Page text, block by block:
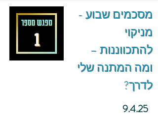
מסכמים שבוע -
מניקוי
להתכווננות –
ומה המתנה שלי
לדרך?
9.4.25